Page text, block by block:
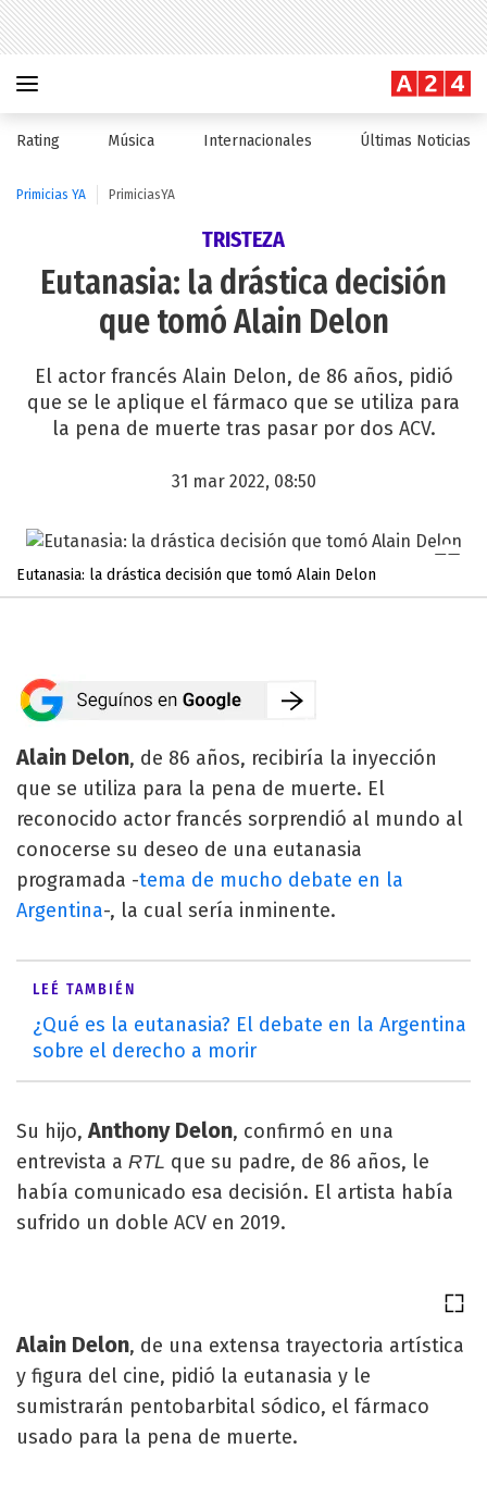
Rating Música Internacionales Últimas Noticias
Primicias YA PrimiciasYA
TRISTEZA
Eutanasia: la drástica decisión
que tomó Alain Delon
El actor francés Alain Delon, de 86 años, pidió
que se le aplique el fármaco que se utiliza para
la pena de muerte tras pasar por dos ACV.
31 mar 2022, 08:50
Eutanasia: la drástica decisión que tomó Alain Delon
Alain Delon, de 86 años, recibiría la inyección
que se utiliza para la pena de muerte. El
reconocido actor francés sorprendió al mundo al
conocerse su deseo de una eutanasia
programada -tema de mucho debate en la
Argentina-, la cual sería inminente.
LEÉ TAMBIÉN
¿Qué es la eutanasia? El debate en la Argentina
sobre el derecho a morir
Su hijo, Anthony Delon, confirmó en una
entrevista a RTL que su padre, de 86 años, le
había comunicado esa decisión. El artista había
sufrido un doble ACV en 2019.
Alain Delon, de una extensa trayectoria artística
y figura del cine, pidió la eutanasia y le
sumistrarán pentobarbital sódico, el fármaco
usado para la pena de muerte.